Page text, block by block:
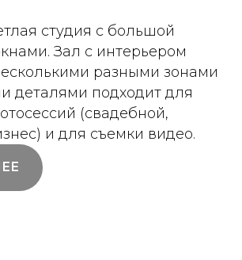
студия с большой
Зал с интерьером
разными зонами
деталями подходит для
(свадебной,
и для съемки видео.